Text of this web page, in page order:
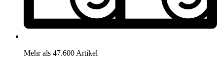
Mehr als 47.600 Artikel